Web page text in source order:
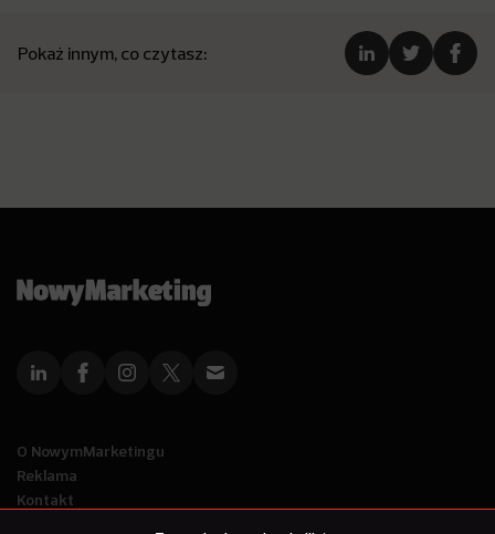
Pokaż innym, co czytasz:
O NowymMarketingu
Reklama
Kontakt